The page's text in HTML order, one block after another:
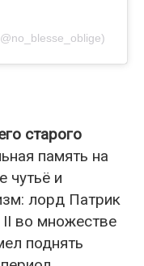
старого
память на
чутьё и
лорд Патрик
II во множестве
поднять